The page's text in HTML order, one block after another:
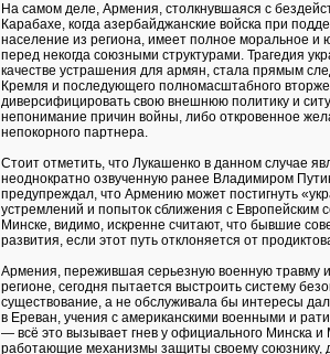
На самом деле, Армения, столкнувшаяся с
Карабахе, когда азербайджанские войска при
население из региона, имеет полное моральное и
перед некогда союзными структурами. Трагедия
качестве устрашения для армян, стала прямым
Кремля и последующего полномасштабного
диверсифицировать свою внешнюю политику и
непонимание причин войны, либо откровенное
непокорного партнера.
Стоит отметить, что Лукашенко в данном случае
неоднократно озвученную ранее Владимиром
предупреждал, что Армению может постигнуть
устремлений и попыток сближения с
Минске, видимо, искренне считают, что бывшие
развития, если этот путь отклоняется от
Армения, пережившая серьезную военную травму и
регионе, сегодня пытается выстроить систему
существование, а не обслуживала бы интересы
в Ереван, учения с американскими военными и
— всё это вызывает гнев у официального Минска
работающие механизмы защиты своему союзнику,